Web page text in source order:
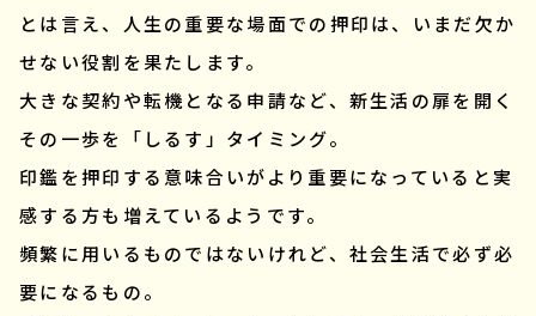
とは言え、人生の重要な場面での押印は、いまだ欠か
せない役割を果たします。
大きな契約や転機となる申請など、新生活の扉を開く
その一歩を「しるす」タイミング。
印鑑を押印する意味合いがより重要になっていると実
感する方も増えているようです。
頻繁に用いるものではないけれど、社会生活で必ず必
要になるもの。